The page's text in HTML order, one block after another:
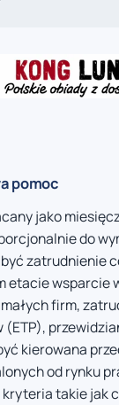
pomoc
jako
do
zatrudnienie
etacie wsparcie
firm,
(ETP),
kierowana
od rynku
takie jak